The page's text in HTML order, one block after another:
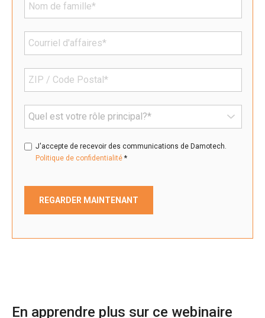
J'accepte de recevoir des communications de Damotech.
Politique de confidentialité *
En apprendre plus sur ce webinaire